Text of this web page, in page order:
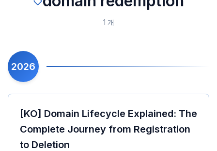
1 개
2026
[KO] Domain Lifecycle Explained: The
Complete Journey from Registration
to Deletion